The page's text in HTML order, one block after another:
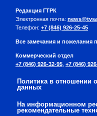
Редакция ГТРК
Электронная почта:
Телефон: +7 (846) 926-25-45
Все замечания и пожелания
Коммерческий отдел
+7 (846) 926-32-95 +7 (846)
Политика в отношении
данных
На информационном
рекомендательные